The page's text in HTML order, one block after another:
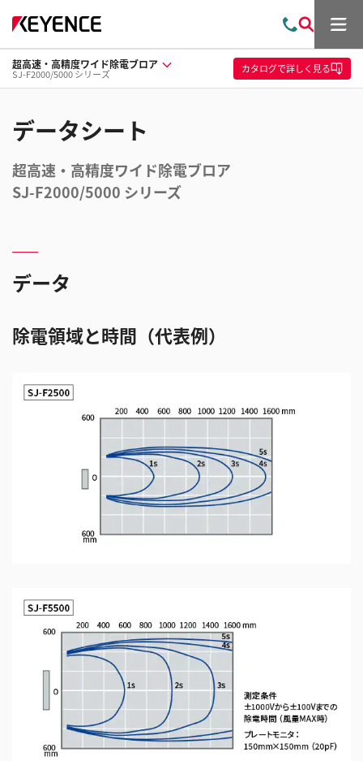
問
い
合
わ
索
メ
ュ
ー
超高速・高精度ワイド除電ブロア
SJ-F2000/5000 シリーズ カタログで詳しく見る
データシート
超高速・高精度ワイド除電ブロア
SJ-F2000/5000 シリーズ
データ
除電領域と時間（代表例）